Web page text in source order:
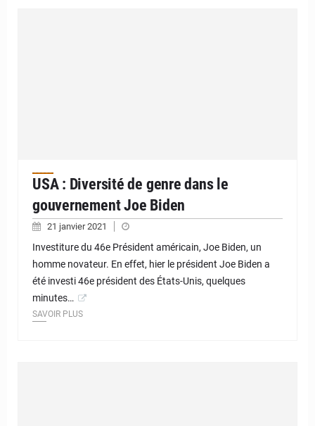
USA : Diversité de genre dans le
gouvernement Joe Biden
21 janvier 2021
Investiture du 46e Président américain, Joe Biden, un
homme novateur. En effet, hier le président Joe Biden a
été investi 46e président des États-Unis, quelques
minutes…
SAVOIR PLUS